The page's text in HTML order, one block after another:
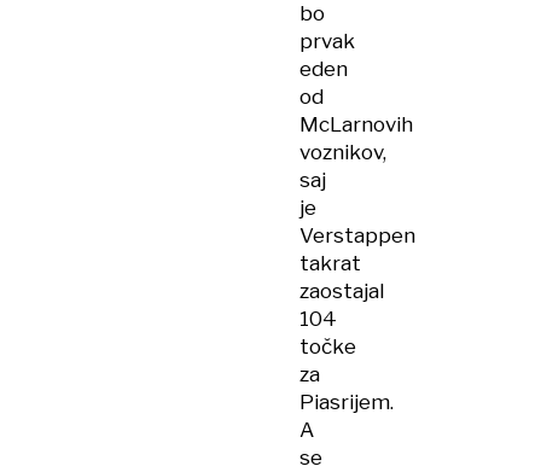
bo
prvak
eden
od
McLarnovih
voznikov,
saj
je
Verstappen
takrat
zaostajal
104
točke
za
Piasrijem.
A
se